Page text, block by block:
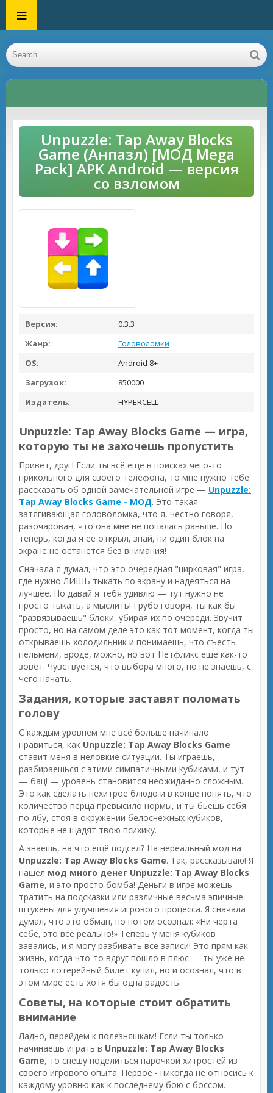
Unpuzzle: Tap Away Blocks
Game (Анпазл) [МОД Mega
Pack] APK Android — версия
со взломом
Версия:
0.3.3
Жанр:
Головоломки
OS:
Android 8+
Загрузок:
850000
Издатель:
HYPERCELL
Unpuzzle: Tap Away Blocks Game — игра,
которую ты не захочешь пропустить
Привет, друг! Если ты всё еще в поисках чего-то
прикольного для своего телефона, то мне нужно тебе
рассказать об одной замечательной игре — Unpuzzle:
Tap Away Blocks Game - МОД. Это такая
затягивающая головоломка, что я, честно говоря,
разочарован, что она мне не попалась раньше. Но
теперь, когда я ее открыл, знай, ни один блок на
экране не останется без внимания!
Сначала я думал, что это очередная "цирковая" игра,
где нужно ЛИШЬ тыкать по экрану и надеяться на
лучшее. Но давай я тебя удивлю — тут нужно не
просто тыкать, а мыслить! Грубо говоря, ты как бы
"развязываешь" блоки, убирая их по очереди. Звучит
просто, но на самом деле это как тот момент, когда ты
открываешь холодильник и понимаешь, что съесть
пельмени, вроде, можно, но вот Нетфликс еще как-то
зовёт. Чувствуется, что выбора много, но не знаешь, с
чего начать.
Задания, которые заставят поломать
голову
С каждым уровнем мне всё больше начинало
нравиться, как Unpuzzle: Tap Away Blocks Game
ставит меня в неловкие ситуации. Ты играешь,
разбираешься с этими симпатичными кубиками, и тут
— бац! — уровень становится неожиданно сложным.
Это как сделать нехитрое блюдо и в конце понять, что
количество перца превысило нормы, и ты бьёшь себя
по лбу, стоя в окружении белоснежных кубиков,
которые не щадят твою психику.
А знаешь, на что ещё подсел? На нереальный мод на
Unpuzzle: Tap Away Blocks Game. Так, рассказываю! Я
нашел мод много денег Unpuzzle: Tap Away Blocks
Game, и это просто бомба! Деньги в игре можешь
тратить на подсказки или различные весьма эпичные
штукены для улучшения игрового процесса. Я сначала
думал, что это обман, но потом осознал: «Ни черта
себе, это всё реально!» Теперь у меня кубиков
завались, и я могу разбивать все записи! Это прям как
жизнь, когда что-то вдруг пошло в плюс — ты уже не
только лотерейный билет купил, но и осознал, что в
этом мире есть хотя бы одна радость.
Советы, на которые стоит обратить
внимание
Ладно, перейдем к полезняшкам! Если ты только
начинаешь играть в Unpuzzle: Tap Away Blocks
Game, то спешу поделиться парочкой хитростей из
своего игрового опыта. Первое - никогда не относись к
каждому уровню как к последнему бою с боссом.